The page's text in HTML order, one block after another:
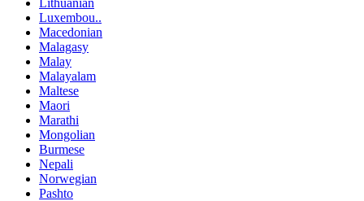
Lithuanian
Luxembou..
Macedonian
Malagasy
Malay
Malayalam
Maltese
Maori
Marathi
Mongolian
Burmese
Nepali
Norwegian
Pashto